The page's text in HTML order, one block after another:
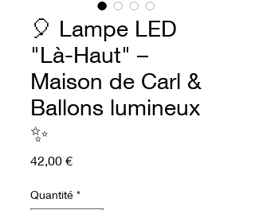
🎈 Lampe LED
"Là-Haut" –
Maison de Carl &
Ballons lumineux
✨
42,00 €Prix
Quantité *